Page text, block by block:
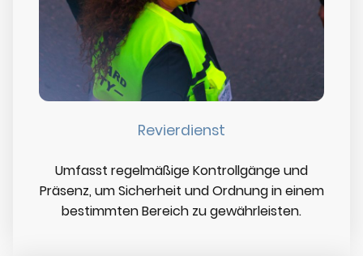
Revierdienst
Umfasst regelmäßige Kontrollgänge und
Präsenz, um Sicherheit und Ordnung in einem
bestimmten Bereich zu gewährleisten.